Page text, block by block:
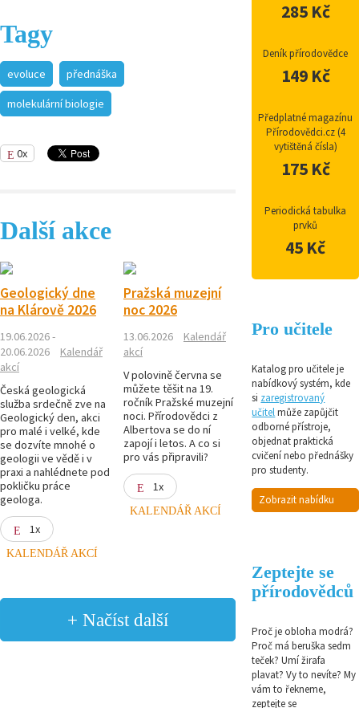
Tagy
evoluce přednáška
molekulární biologie
0x
Další akce
Geologický dne
na Klárově 2026
19.06.2026 -
20.06.2026
Kalendář
akcí
Česká geologická
služba srdečně zve na
Geologický den, akci
pro malé i velké, kde
se dozvíte mnohé o
geologii ve vědě i v
praxi a nahlédnete pod
pokličku práce
geologa.
1x
KALENDÁŘ AKCÍ
Pražská muzejní
noc 2026
13.06.2026
Kalendář
akcí
V polovině června se
můžete těšit na 19.
ročník Pražské muzejní
noci. Přírodovědci z
Albertova se do ní
zapojí i letos. A co si
pro vás připravili?
1x
KALENDÁŘ AKCÍ
+ Načíst další
285 Kč
Deník přírodovědce
149 Kč
Předplatné magazínu
Přírodovědci.cz (4
vytištěná čísla)
175 Kč
Periodická tabulka
prvků
45 Kč
Pro učitele
Katalog pro učitele je
nabídkový systém, kde
si zaregistrovaný
učitelmůže zapůjčit
odborné přístroje,
objednat praktická
cvičení nebo přednášky
pro studenty.
Zobrazit nabídku
Zeptejte se
přírodovědců
Proč je obloha modrá?
Proč má beruška sedm
teček? Umí žirafa
plavat? Vy to nevíte? My
vám to řekneme,
zeptejte se